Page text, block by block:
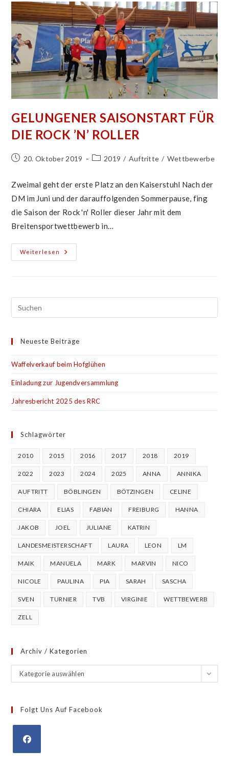
GELUNGENER SAISONSTART FÜR
DIE ROCK ’N’ ROLLER
Beitrag20. Oktober 2019
Beitrags-
2019 / Auftritte / Wettbewerbe
Zweimal geht der erste Platz an den Kaiserstuhl Nach der
DM im Juni und der darauffolgenden Sommerpause, fing
die Saison der Rock 'n' Roller dieser Jahr mit dem
Breitensportwettbewerb in…
Weiterlesen
Gelungener
Saisonstart
Neueste Beiträge
Waffelverkauf beim Hofglühen
Einladung zur Jugendversammlung
Jahresbericht 2025 des RRC
Schlagwörter
2010 2015 2016 2017 2018 2019
2022 2023 2024 2025 ANNA ANNIKA
AUFTRITT BÖBLINGEN BÖTZINGEN CELINE
CHIARA ELIAS FABIAN FREIBURG HANNA
JAKOB JOEL JULIANE KATRIN
LANDESMEISTERSCHAFT LAURA LEON LM
MAIK MANUELA MARK MARVIN NICO
NICOLE PAULINA PIA SARAH SASCHA
SVEN TURNIER TVB VIRGINIE WETTBEWERB
ZELL
Archiv / Kategorien
Archiv
/
Kategorie auswählen
Folgt Uns Auf Facebook